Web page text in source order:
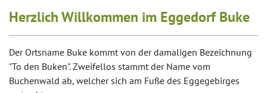
Herzlich Willkommen im Eggedorf Buke
Der Ortsname Buke kommt von der damaligen Bezeichnung
"To den Buken". Zweifellos stammt der Name vom
Buchenwald ab, welcher sich am Fuße des Eggegebirges